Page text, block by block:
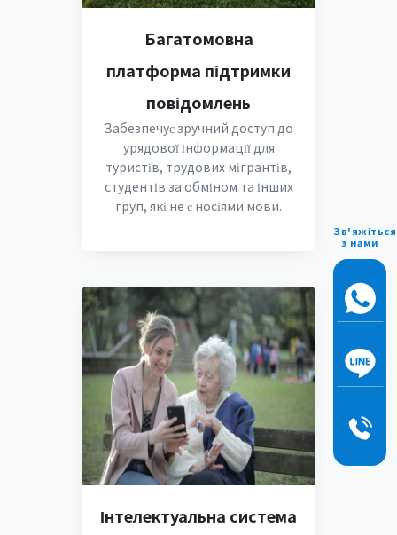
Багатомовна
платформа підтримки
повідомлень
Забезпечує зручний доступ до
урядової інформації для
туристів, трудових мігрантів,
студентів за обміном та інших
груп, які не є носіями мови.
Інтелектуальна система
Зв'яжіться
з нами